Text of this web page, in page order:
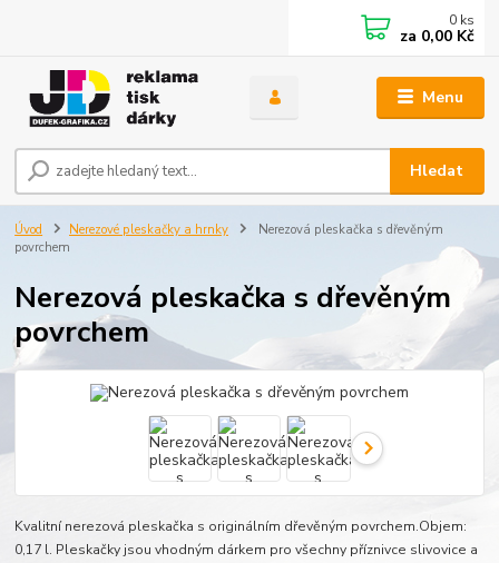
Menu
Hledat
0 ks
za 0,00 Kč
Úvod Nerezové pleskačky a hrnky
Nerezová pleskačka s dřevěným
povrchem
Nerezová pleskačka s dřevěným
povrchem
Kvalitní nerezová pleskačka s originálním dřevěným povrchem.Objem:
0,17 l. Pleskačky jsou vhodným dárkem pro všechny příznivce slivovice a